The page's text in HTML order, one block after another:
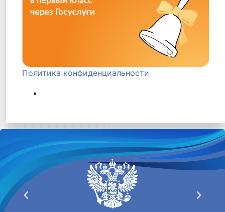
Политика конфиденциальности